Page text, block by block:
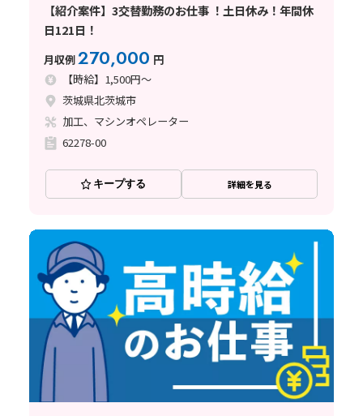
【紹介案件】3交替勤務のお仕事 ！土日休み！年間休
日121日！
月収例270,000 円
【時給】1,500円～
茨城県北茨城市
加工、マシンオペレーター
62278-00
キープする 詳細を見る